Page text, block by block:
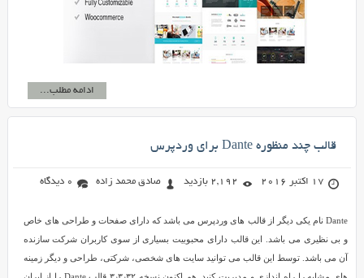
ادامه مطلب...
قالب چند منظوره Dante برای وردپرس
17 اکتبر 2016 2,192 بازدید صادق محمد زاده 0 دیدگاه
Dante نام یکی دیگر از قالب های وردپرس می باشد که دارای صفحات و طراحی های خاص
و بی نظیری می باشد. این قالب دارای محبوبیت بسیاری از سوی کاربران شرکت سازنده
آن می باشد. توسط این قالب می توانید سایت های شخصی، شرکتی، طراحی و دیگر زمینه